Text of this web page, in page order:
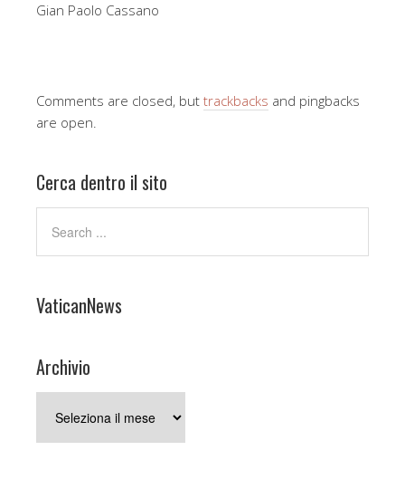
Gian Paolo Cassano
Comments are closed, but trackbacks and pingbacks
are open.
Cerca dentro il sito
VaticanNews
Archivio